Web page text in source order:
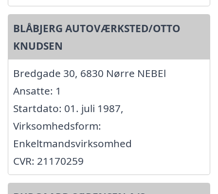
BLÅBJERG AUTOVÆRKSTED/OTTO
KNUDSEN
Bredgade 30, 6830 Nørre NEBEl
Ansatte: 1
Startdato: 01. juli 1987,
Virksomhedsform:
Enkeltmandsvirksomhed
CVR: 21170259